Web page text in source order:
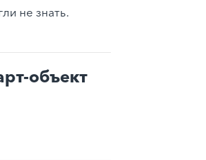
не знать.
объект